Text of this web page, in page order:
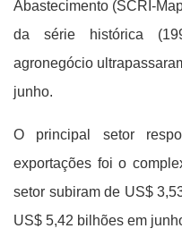
Abastecimento (SCRI-
da série histórica
agronegócio
junho.
O principal setor
exportações foi o
setor subiram de US$
US$ 5,42 bilhões em